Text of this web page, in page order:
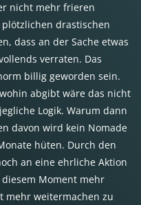
nicht mehr frieren
drastischen
dass an der Sache etwas
verraten. Das
billig geworden sein.
abgibt wäre das nicht
Logik. Warum dann
davon wird kein Nomade
hüten. Durch den
an eine ehrliche Aktion
Moment mehr
weitermachen zu